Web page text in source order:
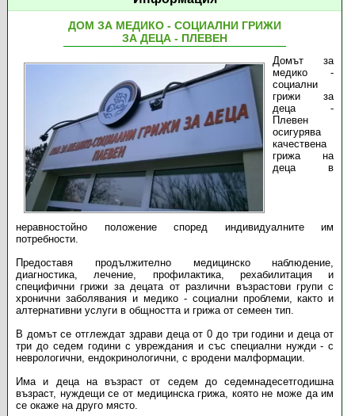
ДОМ ЗА МЕДИКО - СОЦИАЛНИ ГРИЖИ
ЗА ДЕЦА - ПЛЕВЕН
Домът за
медико -
социални
грижи за
деца -
Плевен
осигурява
качествена
грижа на
деца в
неравностойно положение според индивидуалните им
потребности.
Предоставя продължително медицинско наблюдение,
диагностика, лечение, профилактика, рехабилитация и
специфични грижи за децата от различни възрастови групи с
хронични заболявания и медико - социални проблеми, както и
алтернативни услуги в общността и грижа от семеен тип.
В домът се отглеждат здрави деца от 0 до три години и деца от
три до седем години с увреждания и със специални нужди - с
неврологични, ендокринологични, с вродени малформации.
Има и деца на възраст от седем до седемнадесетгодишна
възраст, нуждещи се от медицинска грижа, която не може да им
се окаже на друго място.